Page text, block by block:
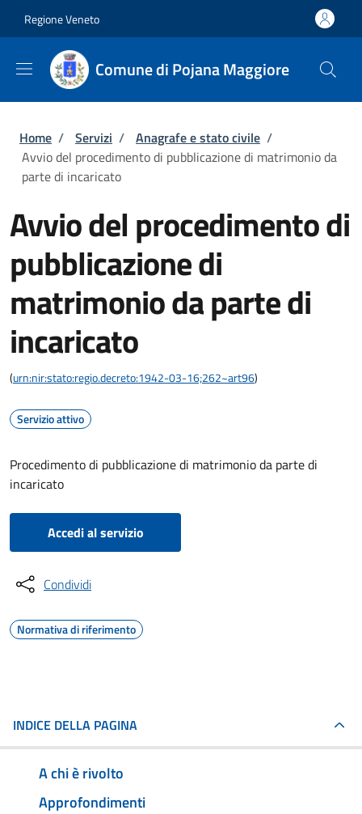
Regione Veneto
Comune di Pojana Maggiore
Briciole di pane
Home / Servizi / Anagrafe e stato civile /
Avvio del procedimento di pubblicazione di matrimonio da
parte di incaricato
Avvio del procedimento di
pubblicazione di
matrimonio da parte di
incaricato
(urn:nir:stato:regio.decreto:1942-03-16;262~art96)
Servizio attivo
Procedimento di pubblicazione di matrimonio da parte di
incaricato
Accedi al servizio
Condividi
Normativa di riferimento
INDICE DELLA PAGINA
A chi è rivolto
Approfondimenti